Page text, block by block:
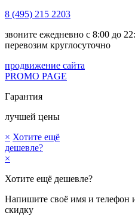
8 (495) 215 2203
звоните ежедневно с 8:00 до
перевозим круглосуточно
продвижение сайта
PROMO PAGE
Гарантия
лучшей цены
× Хотите ещё
дешевле?
×
Хотите ещё дешевле?
Напишите своё имя и телефон
скидку